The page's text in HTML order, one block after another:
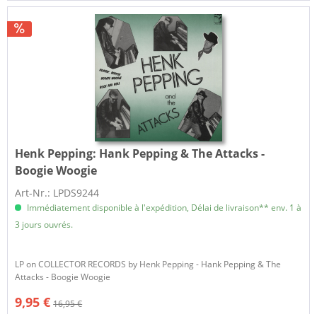
Henk Pepping: Hank Pepping & The Attacks -
Boogie Woogie
Art-Nr.: LPDS9244
Immédiatement disponible à l'expédition, Délai de livraison** env. 1 à
3 jours ouvrés.
LP on COLLECTOR RECORDS by Henk Pepping - Hank Pepping & The
Attacks - Boogie Woogie
9,95 € 16,95 €